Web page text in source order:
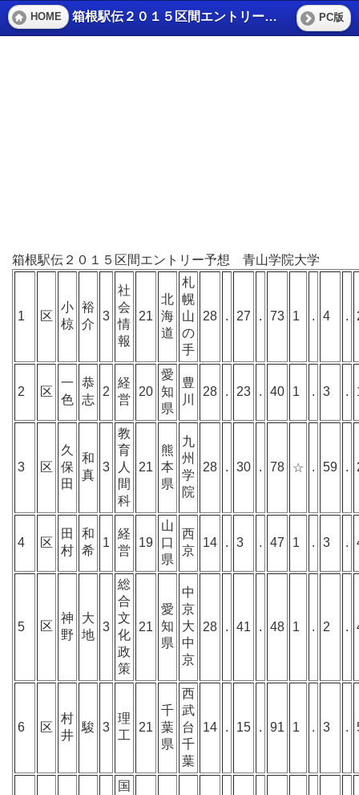
HOME 箱根駅伝２０１５区間エントリー予想 青山学院大学 PC版
箱根駅伝２０１５区間エントリー予想 青山学院大学
1 区
小
椋
裕
介
3
社
会
情
報
21
北
海
道
札
幌
山
の
手
28 . 27 . 73 1 . 4 .
2 区
一
色
恭
志
2
経
営
20
愛
知
県
豊
川
28 . 23 . 40 1 . 3 .
3 区
久
保
田
和
真
3
教
育
人
間
科
21
熊
本
県
九
州
学
院
28 . 30 . 78 ☆ . 59 .
4 区
田
村
和
希
1
経
営
19
山
口
県
西
京
14 . 3 . 47 1 . 3 .
5 区
神
野
大
地
3
総
合
文
化
政
策
21
愛
知
県
中
京
大
中
京
28 . 41 . 48 1 . 2 .
6 区
村
井
駿 3
理
工
21
千
葉
県
西
武
台
千
葉
14 . 15 . 91 1 . 3 .
国